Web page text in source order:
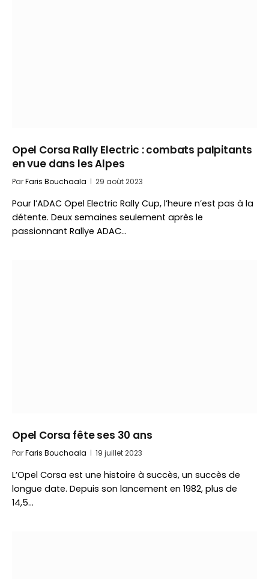
Opel Corsa Rally Electric : combats palpitants
en vue dans les Alpes
ParFaris Bouchaala 29 août 2023
Pour l’ADAC Opel Electric Rally Cup, l’heure n’est pas à la
détente. Deux semaines seulement après le
passionnant Rallye ADAC…
Opel Corsa fête ses 30 ans
ParFaris Bouchaala 19 juillet 2023
L’Opel Corsa est une histoire à succès, un succès de
longue date. Depuis son lancement en 1982, plus de
14,5…